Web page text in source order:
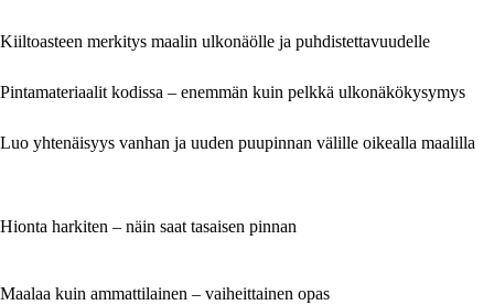
Kiiltoasteen merkitys maalin ulkonäölle ja puhdistettavuudelle
Pintamateriaalit kodissa – enemmän kuin pelkkä ulkonäkökysymys
Luo yhtenäisyys vanhan ja uuden puupinnan välille oikealla maalilla
Hionta harkiten – näin saat tasaisen pinnan
Maalaa kuin ammattilainen – vaiheittainen opas